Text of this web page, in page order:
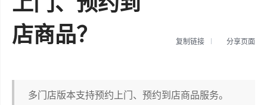
店商品？
复制链接 分享页面
多门店版本支持预约上门、预约到店商品服务。